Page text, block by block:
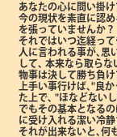
あなたの心に問い掛け
今の現状を素直に認
を張っていませんか？
それではいつ迄経っ
人に言われる事が､思
して､ 本来なら取らな
物事は決して勝ち負け
上手い事行けば､"良
た上で､ "ほなどない
でもその基本となる
に受け入れる潔い冷静
それが出来ないと､何